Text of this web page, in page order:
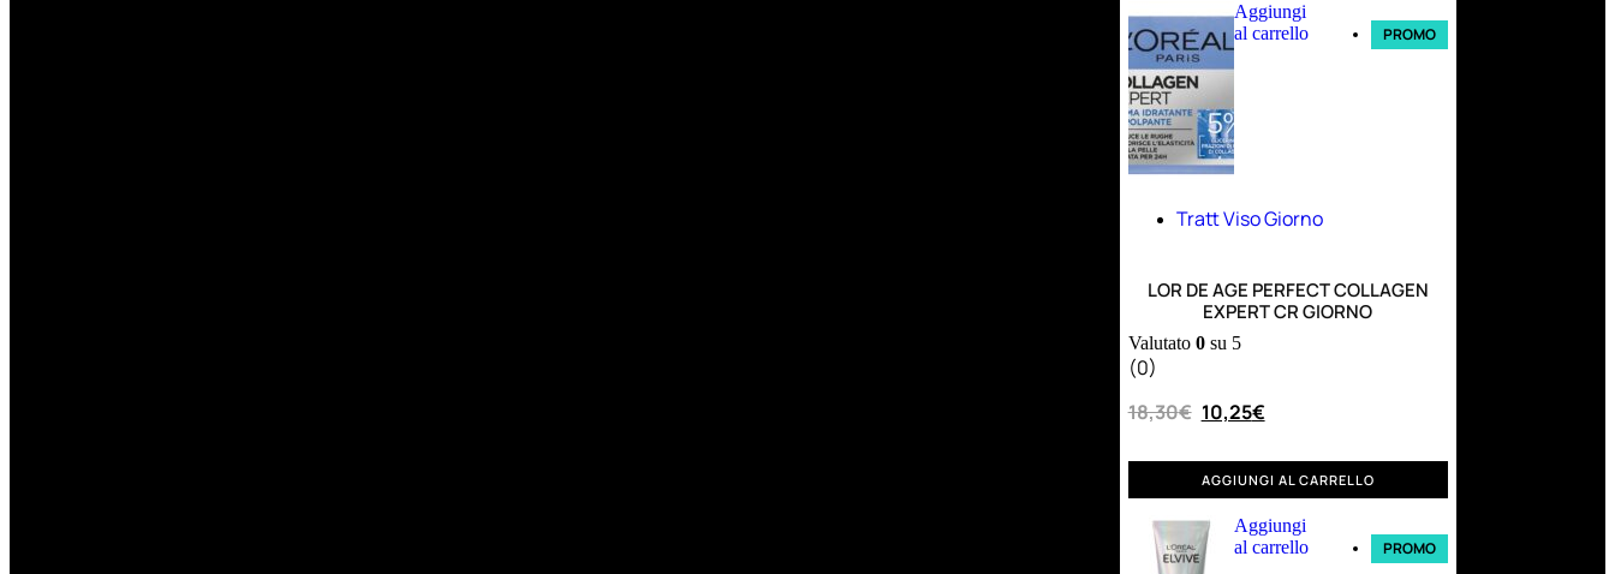
Aggiungi
al carrello
PROMO
Tratt Viso Giorno
LOR DE AGE PERFECT COLLAGEN
EXPERT CR GIORNO
Valutato 0su 5
(0)
18,30€ 10,25€
AGGIUNGI AL CARRELLO
Aggiungi
al carrello
PROMO